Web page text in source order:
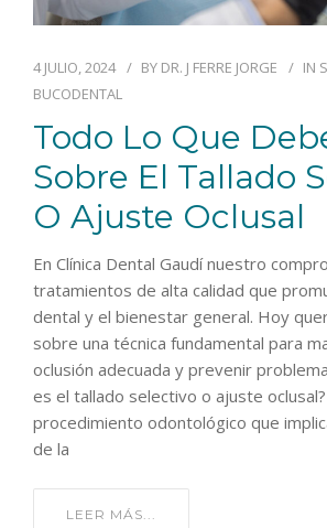
4 JULIO, 2024 BY DR. J FERRE JORGE IN
BUCODENTAL
Todo Lo Que
Sobre El Tallado
O Ajuste Oclusal
En Clínica Dental Gaudí nuestro
tratamientos de alta calidad que
dental y el bienestar general. Hoy
sobre una técnica fundamental para
oclusión adecuada y prevenir
es el tallado selectivo o ajuste oclusal?
procedimiento odontológico que
de la
LEER MÁS...